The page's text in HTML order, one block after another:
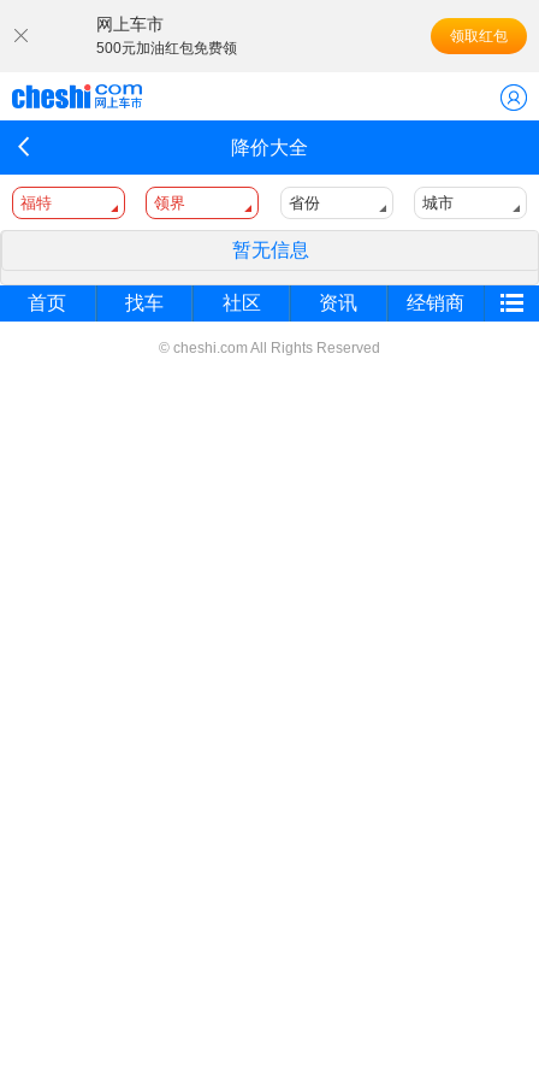
网上车市
500元加油红包免费领
领取红包
降价大全
福特 领界 省份 城市
暂无信息
首页 找车 社区 资讯 经销商
© cheshi.com All Rights Reserved